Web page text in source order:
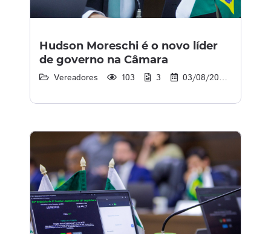
Hudson Moreschi é o novo líder
de governo na Câmara
Vereadores 103 3 03/08/2026